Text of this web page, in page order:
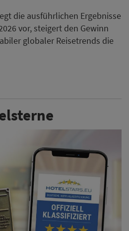
die ausführlichen Ergebnisse
vor, steigert den Gewinn
globaler Reisetrends die